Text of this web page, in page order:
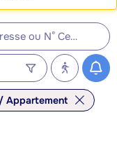
Appartement